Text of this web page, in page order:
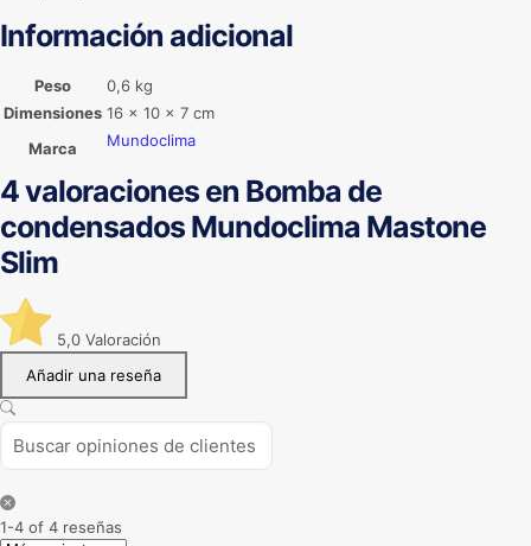
Información adicional
Peso
0,6 kg
Dimensiones 16 × 10 × 7 cm
Marca
Mundoclima
4 valoraciones en Bomba de
condensados Mundoclima Mastone
Slim
5,0 Valoración
Añadir una reseña
1-4 of 4 reseñas